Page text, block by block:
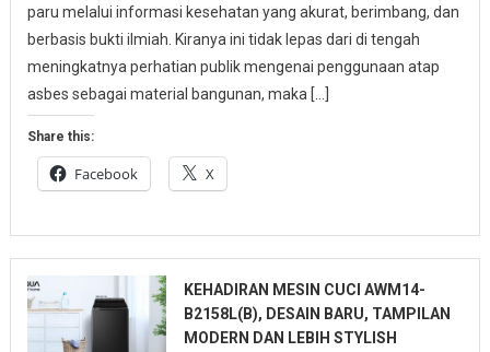
paru melalui informasi kesehatan yang akurat, berimbang, dan
berbasis bukti ilmiah. Kiranya ini tidak lepas dari di tengah
meningkatnya perhatian publik mengenai penggunaan atap
asbes sebagai material bangunan, maka […]
Share this:
Facebook X
KEHADIRAN MESIN CUCI AWM14-
B2158L(B), DESAIN BARU, TAMPILAN
MODERN DAN LEBIH STYLISH